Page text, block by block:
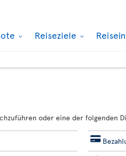
Reiseziele
oder eine der folgenden